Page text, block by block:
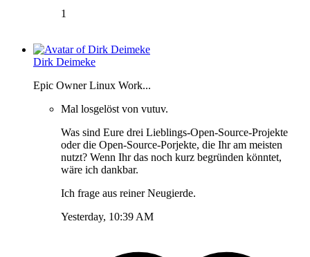
1
Dirk Deimeke
Epic Owner Linux Work...
Mal losgelöst von vutuv.
Was sind Eure drei Lieblings-Open-Source-Projekte
oder die Open-Source-Porjekte, die Ihr am meisten
nutzt? Wenn Ihr das noch kurz begründen könntet,
wäre ich dankbar.
Ich frage aus reiner Neugierde.
Yesterday, 10:39 AM